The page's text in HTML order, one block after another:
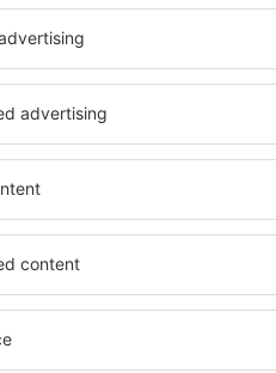
in
Yambol –
Die Unterkünfte in
von vielen
und Gruppen. Die
Pensionen
sich im Zentrum
die Nähe zu
Geschäften,
Wenn Sie an
breites Angebot
alles, was Sie